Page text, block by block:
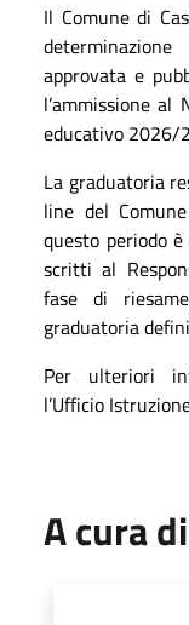
Il Comune di
approvata e
l’ammissione al
educativo 2026/
La graduatoria
line del
questo periodo
scritti al
fase di
graduatoria
Per ulteriori
l’Ufficio
A cura di